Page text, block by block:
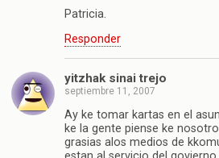
Patricia.
Responder
yitzhak sinai trejo
septiembre 11, 2007
Ay ke tomar kartas en el
ke la gente piense ke
grasias alos medios de